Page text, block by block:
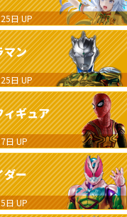
日 UP
マン
日 UP
ィギュア
日 UP
ダー
日 UP